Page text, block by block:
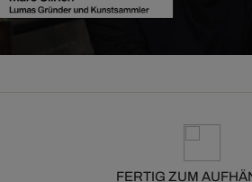
FERTIG ZUM